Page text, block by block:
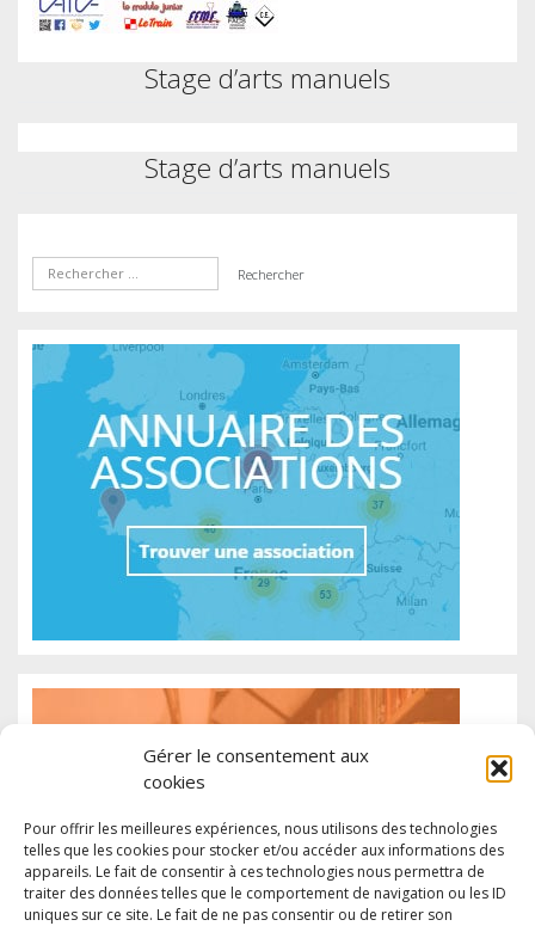
Gérer le consentement aux
cookies
Pour offrir les meilleures expériences, nous utilisons des technologies
telles que les cookies pour stocker et/ou accéder aux informations des
appareils. Le fait de consentir à ces technologies nous permettra de
traiter des données telles que le comportement de navigation ou les ID
uniques sur ce site. Le fait de ne pas consentir ou de retirer son
Stage d’arts manuels
Stage d’arts manuels